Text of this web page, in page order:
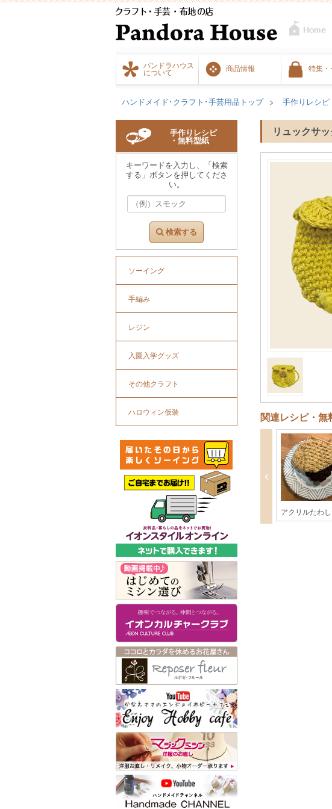
パンドラハウス
について
商品情報 特集・
ハンドメイド･クラフト･手芸用品トップ 手作りレシ
リュックサ
関連レシピ・無
手作りレシピ
・無料型紙
キーワードを入力し、「検索
する」ボタンを押してくださ
い。
検索する
ソーイング
手編み
レジン
入園入学グッズ
その他クラフト
ハロウィン仮装